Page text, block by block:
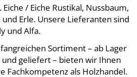
/ Eiche Rustikal, Nussbaum,
und Erle. Unsere Lieferanten sind
und Alfa.
Sortiment – ab Lager
geliefert – bieten wir Ihnen
Fachkompetenz als Holzhandel.